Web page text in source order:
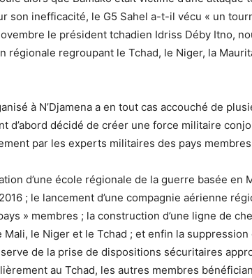
son inefficacité, le G5 Sahel a-t-il vécu « un
le président tchadien Idriss Déby Itno,
régionale regroupant le Tchad, le Niger, la
à N’Djamena a en tout cas accouché de
d’abord décidé de créer une force militaire
par les experts militaires des pays
d’une école régionale de la guerre basée en
; le lancement d’une compagnie aérienne
» membres ; la construction d’une ligne de
Mali, le Niger et le Tchad ; et enfin la
de la prise de dispositions sécuritaires
au Tchad, les autres membres